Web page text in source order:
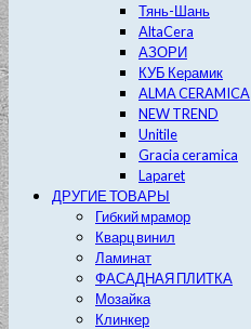
Тянь-Шань
AltaCera
АЗОРИ
КУБ Керамик
ALMA CERAMICA
NEW TREND
Unitile
Gracia ceramica
Laparet
ДРУГИЕ ТОВАРЫ
Гибкий мрамор
Кварц винил
Ламинат
ФАСАДНАЯ ПЛИТКА
Мозайка
Клинкер